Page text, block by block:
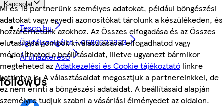
Mi és 18 partnerünk személyes adatokat, például böngészési
adatokat vagy egyedi azonosítókat tárolunk a készülékeden, és
hozzáférhetünk azokhoz. Az Összes elfogadása és az Összes
elutasítása gombok kiválasztásával elfogadhatod vagy
módosíthatod a beállításaidat, illetve ugyanezt bármikor
megteheted azAdatkezelési és Cookie tájékoztató linkre
kattintva is. A választásaidat megosztjuk a partnereinkkel, de
ez nem érinti a böngészési adataidat. A beállításaid alapján
személyre tudjuk szabni a vásárlási élményedet az oldalon.
Kapcsolat
Tesco.hu
Ügyfélszolgálat - 0680222333
Áruházkereső
followUs